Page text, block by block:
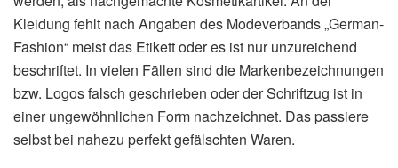
Kleidung fehlt nach Angaben des Modeverbands „German-
Fashion“ meist das Etikett oder es ist nur unzureichend
beschriftet. In vielen Fällen sind die Markenbezeichnungen
bzw. Logos falsch geschrieben oder der Schriftzug ist in
einer ungewöhnlichen Form nachzeichnet. Das passiere
selbst bei nahezu perfekt gefälschten Waren.